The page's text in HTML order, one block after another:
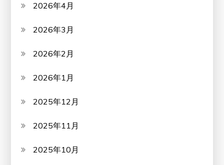
2026年4月
2026年3月
2026年2月
2026年1月
2025年12月
2025年11月
2025年10月